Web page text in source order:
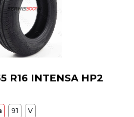
R16 INTENSA HP2
91 V